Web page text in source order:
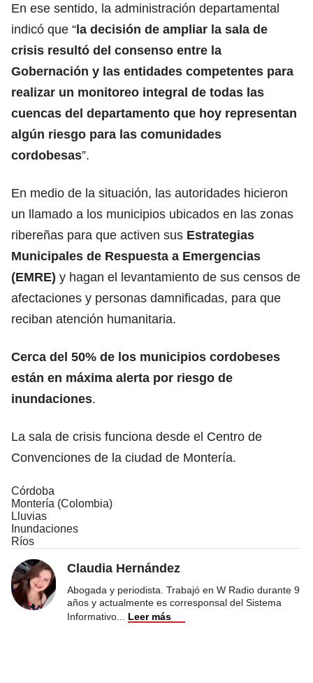
En ese sentido, la administración departamental
indicó que “la decisión de ampliar la sala de
crisis resultó del consenso entre la
Gobernación y las entidades competentes para
realizar un monitoreo integral de todas las
cuencas del departamento que hoy representan
algún riesgo para las comunidades
cordobesas”.
En medio de la situación, las autoridades hicieron
un llamado a los municipios ubicados en las zonas
ribereñas para que activen sus Estrategias
Municipales de Respuesta a Emergencias
(EMRE) y hagan el levantamiento de sus censos de
afectaciones y personas damnificadas, para que
reciban atención humanitaria.
Cerca del 50% de los municipios cordobeses
están en máxima alerta por riesgo de
inundaciones.
La sala de crisis funciona desde el Centro de
Convenciones de la ciudad de Montería.
Córdoba
Montería (Colombia)
Lluvias
Inundaciones
Ríos
Claudia Hernández
Abogada y periodista. Trabajó en W Radio durante 9
años y actualmente es corresponsal del Sistema
Informativo
Leer más